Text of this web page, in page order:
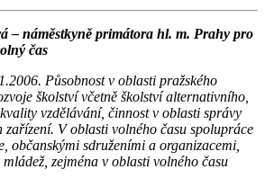
– náměstkyně primátora hl. m. Prahy pro
čas
Působnost v oblasti pražského
školství včetně školství alternativního,
vzdělávání, činnost v oblasti správy
V oblasti volného času spolupráce
občanskými sdruženími a organizacemi,
zejména v oblasti volného času